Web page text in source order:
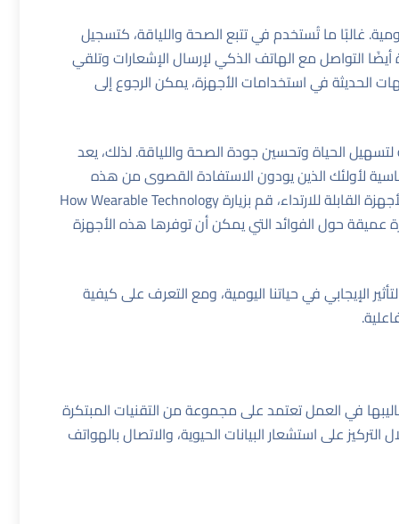
غالبًا ما تُستخدم في تتبع الصحة واللياقة، كتسجيل
التواصل مع الهاتف الذكي لإرسال الإشعارات وتلقي
الحديثة في استخدامات الأجهزة، يمكن الرجوع إلى
لتسهيل الحياة وتحسين جودة الصحة واللياقة. لذلك، يعد
لأولئك الذين يودون الاستفادة القصوى من هذه
القابلة للارتداء، قم بزيارةHow Wearable Technology
حول الفوائد التي يمكن أن توفرها هذه الأجهزة
الإيجابي في حياتنا اليومية، ومع التعرف على كيفية
في العمل تعتمد على مجموعة من التقنيات المبتكرة
على استشعار البيانات الحيوية، والاتصال بالهواتف